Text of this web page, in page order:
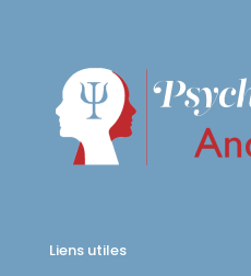
Liens utiles